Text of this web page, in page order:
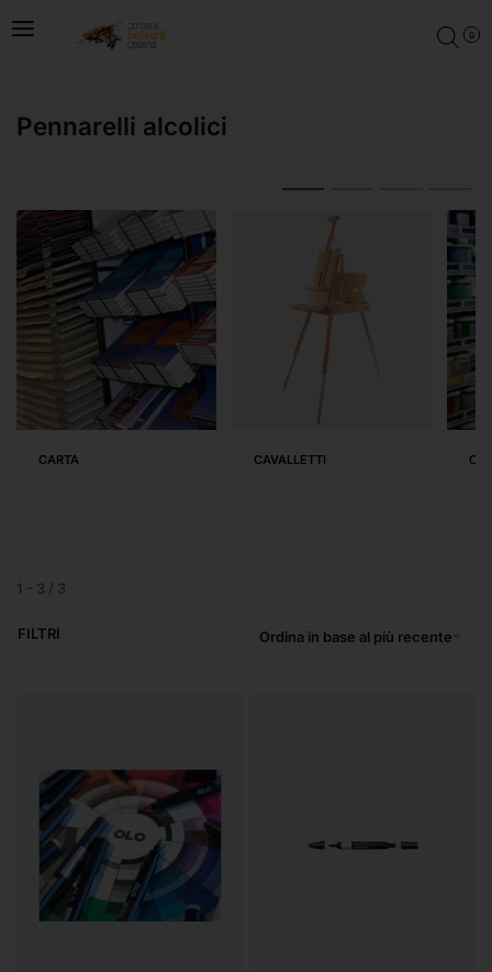
0
Pennarelli alcolici
CARTA CAVALLETTI
1 3 / 3
Ordina in base al più recente
FILTRI